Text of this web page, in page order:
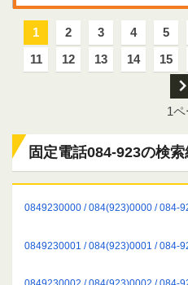
1 2 3 4 5
11
12 13 14 15
次
1ペ
固定電話084-923の検
0849230000 / 084(923)0000 / 084-
0849230001 / 084(923)0001 / 084-